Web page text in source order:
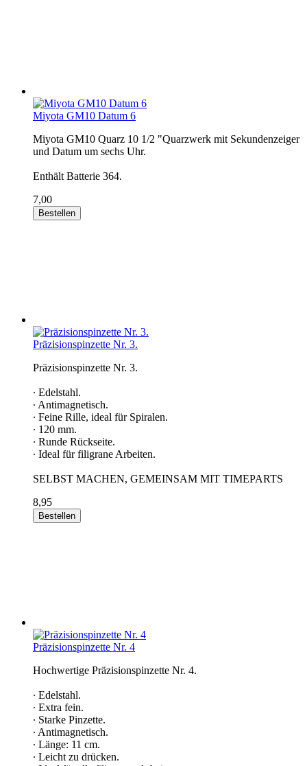
Miyota GM10 Datum 6
Miyota GM10 Quarz 10 1/2 "Quarzwerk mit Sekundenzeiger
und Datum um sechs Uhr.
Enthält Batterie 364.
7,00
Bestellen
Präzisionspinzette Nr. 3.
Präzisionspinzette Nr. 3.
∙ Edelstahl.
∙ Antimagnetisch.
∙ Feine Rille, ideal für Spiralen.
∙ 120 mm.
∙ Runde Rückseite.
∙ Ideal für filigrane Arbeiten.
SELBST MACHEN, GEMEINSAM MIT TIMEPARTS
8,95
Bestellen
Präzisionspinzette Nr. 4
Hochwertige Präzisionspinzette Nr. 4.
∙ Edelstahl.
∙ Extra fein.
∙ Starke Pinzette.
∙ Antimagnetisch.
∙ Länge: 11 cm.
∙ Leicht zu drücken.